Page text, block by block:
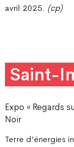
avril 2025. (cp)
Saint-
Expo « Regards
Noir
Terre d’énergies